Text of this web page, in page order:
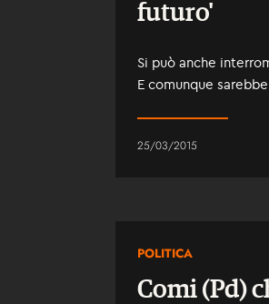
futuro'
Si può anche
E comunque
25/03/2015
POLITICA
Comi (Pd)